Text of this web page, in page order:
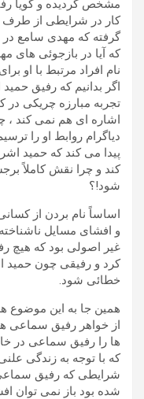
مشخص گردیده و گویا
کار در شرایطی از
گرفته که مهدی سامع
که آیا در بازجوئی های
نام افراد مرتبط با او
اگر بدانیم که رفیق
تجربه مبارزه چریکی
اشاره ای هم نمی کند ،
دیاگرام روابط او را
پیدا می کند که حمید
کند و چرا نقش کاملاً
شود!؟
اساساً نام بردن از
و افشای مسایل
غیر اصولی بود که هیچ
کرد و رفیقی چون
خطائی شود.
از خواهر رفیق سماعی
ها را رفیق سماعی در
که با توجه به زندگی
شرایطی که رفیق
شده بود باز نمی توان